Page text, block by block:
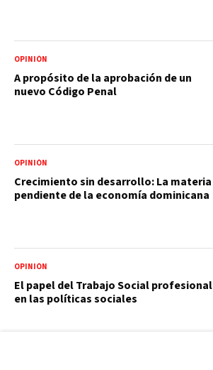
OPINIÓN
A propósito de la aprobación de un
nuevo Código Penal
OPINIÓN
Crecimiento sin desarrollo: La materia
pendiente de la economía dominicana
OPINIÓN
El papel del Trabajo Social profesional
en las políticas sociales